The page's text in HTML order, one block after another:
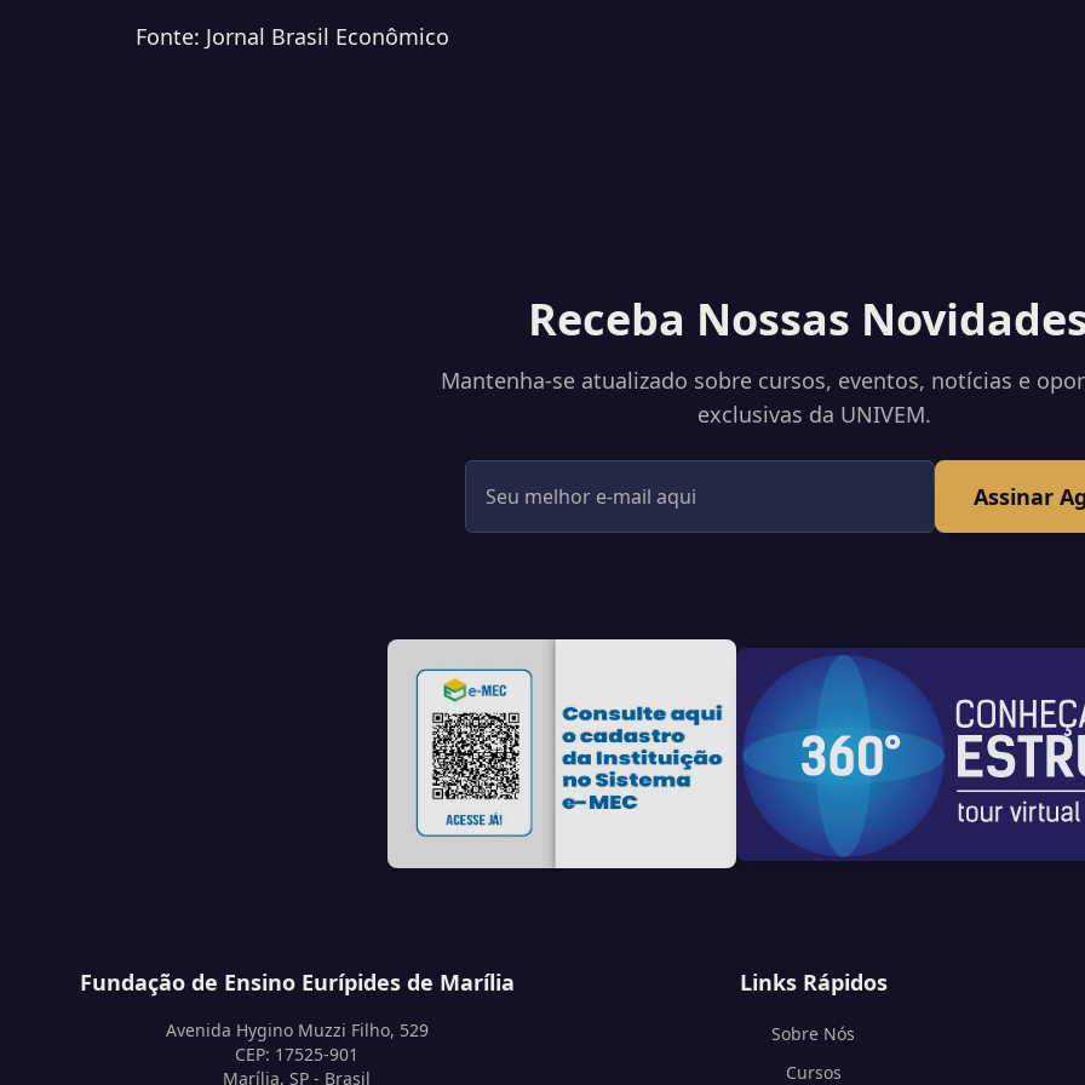
Fonte: Jornal Brasil Econômico
Receba Nossas
Mantenha-se atualizado sobre cursos, eventos, notícias e
exclusivas da UNIVEM.
Assinar
Fundação de Ensino Eurípides de Marília
Avenida Hygino Muzzi Filho, 529
CEP: 17525-901
Marília, SP - Brasil
Links Rápidos
Sobre Nós
Cursos